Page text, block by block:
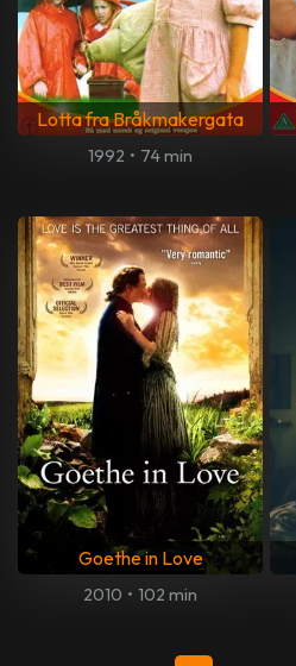
Lotta fra Bråkmakergata
1992 • 74 min
Goethe in Love
2010 • 102 min